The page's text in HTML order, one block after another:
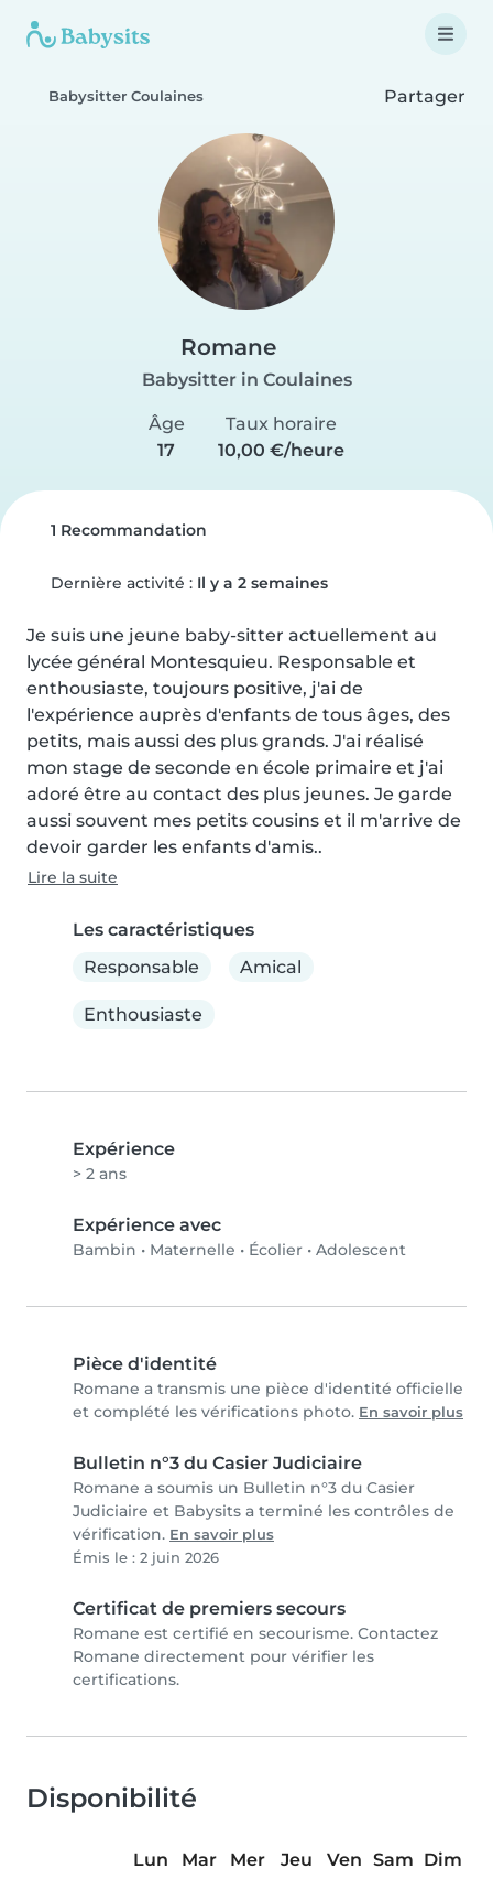
Babysitter Coulaines Partager
Romane
Babysitter in Coulaines
Âge
17
Taux horaire
10,00 €/heure
1 Recommandation
Dernière activité : Il y a 2 semaines
Je suis une jeune baby-sitter actuellement au
lycée général Montesquieu. Responsable et
enthousiaste, toujours positive, j'ai de
l'expérience auprès d'enfants de tous âges, des
petits, mais aussi des plus grands. J'ai réalisé
mon stage de seconde en école primaire et j'ai
adoré être au contact des plus jeunes. Je garde
aussi souvent mes petits cousins et il m'arrive de
devoir garder les enfants d'amis..
Lire la suite
Les caractéristiques
Responsable
Amical
Enthousiaste
Expérience
> 2 ans
Expérience avec
Bambin • Maternelle • Écolier • Adolescent
Pièce d'identité
Romane a transmis une pièce d'identité officielle
et complété les vérifications photo. En savoir plus
Bulletin n°3 du Casier Judiciaire
Romane a soumis un Bulletin n°3 du Casier
Judiciaire et Babysits a terminé les contrôles de
vérification. En savoir plus
Émis le : 2 juin 2026
Certificat de premiers secours
Romane est certifié en secourisme. Contactez
Romane directement pour vérifier les
certifications.
Disponibilité
Lun Mar Mer Jeu Ven Sam Dim